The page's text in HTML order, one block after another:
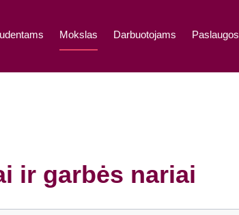
Mokslas Darbuotojams Paslaugos
ir garbės nariai